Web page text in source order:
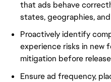
that ads behave
states, geographies,
Proactively identify
experience risks in new
mitigation before
Ensure ad frequency,